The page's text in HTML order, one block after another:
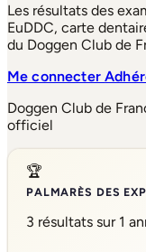
Les résultats des
EuDDC, carte
du Doggen Club de
Me connecter
Doggen Club de
officiel
🏆
PALMARÈS DES
3 résultats sur 1